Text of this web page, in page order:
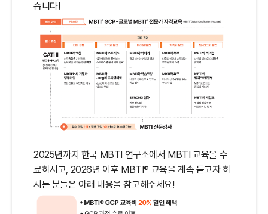
습니다!
2025년까지 한국 MBTI 연구소에서 MBTI 교육을 수
료하시고, 2026년 이후 MBTI® 교육을 계속 듣고자 하
시는 분들은 아래 내용을 참고해주세요!